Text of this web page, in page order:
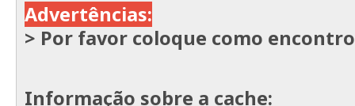
Advertências:
> Por favor coloque como
Informação sobre a cache: